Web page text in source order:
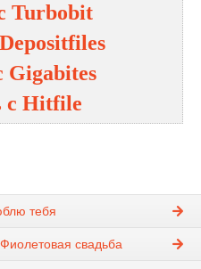
Turbobit
Gigabites
с Hitfile
тебя
свадьба